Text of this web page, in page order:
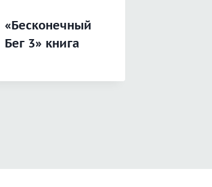
«Бесконечный
Бег 3» книга